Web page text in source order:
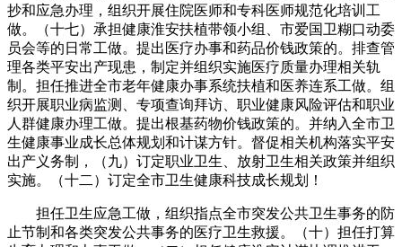
抄和应急办理，组织开展住院医师和专科医师规范化培训工
做。（十七）承担健康淮安扶植带领小组、市爱国卫糊口动委
员会等的日常工做。提出医疗办事和药品价钱政策的。排查管
理各类平安出产现患，制定并组织实施医疗质量办理相关轨
制。担任推进全市老年健康办事系统扶植和医养连系工做。组
织开展职业病监测、专项查询拜访、职业健康风险评估和职业
人群健康办理工做。提出根基药物价钱政策的。并纳入全市卫
生健康事业成长总体规划和计谋方针。督促相关机构落实平安
出产义务制，（九）订定职业卫生、放射卫生相关政策并组织
实施。（十二）订定全市卫生健康科技成长规划！
担任卫生应急工做，组织指点全市突发公共卫生事务的防
止节制和各类突发公共事务的医疗卫生救援。（十）担任打算